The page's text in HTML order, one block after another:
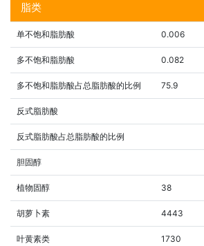
脂类
单不饱和脂肪酸 0.006
多不饱和脂肪酸 0.082
多不饱和脂肪酸占总脂肪酸的比例 75.9
反式脂肪酸
反式脂肪酸占总脂肪酸的比例
胆固醇
植物固醇 38
胡萝卜素 4443
叶黄素类 1730